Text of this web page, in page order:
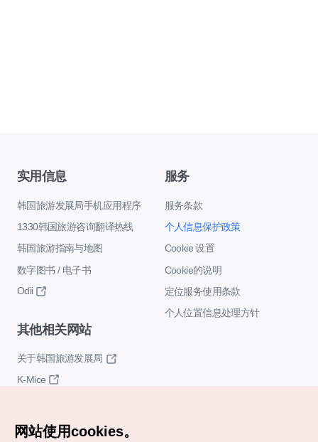
实用信息
韩国旅游发展局手机应用程序
1330韩国旅游咨询翻译热线
韩国旅游指南与地图
数字图书 / 电子书
Odii
服务
服务条款
个人信息保护政策
Cookie 设置
Cookie的说明
定位服务使用条款
个人位置信息处理方针
其他相关网站
关于韩国旅游发展局
K-Mice
网站使用cookies。